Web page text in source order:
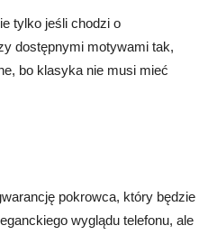
tylko jeśli chodzi o
dostępnymi motywami tak,
bo klasyka nie musi mieć
pokrowca, który będzie
wyglądu telefonu, ale